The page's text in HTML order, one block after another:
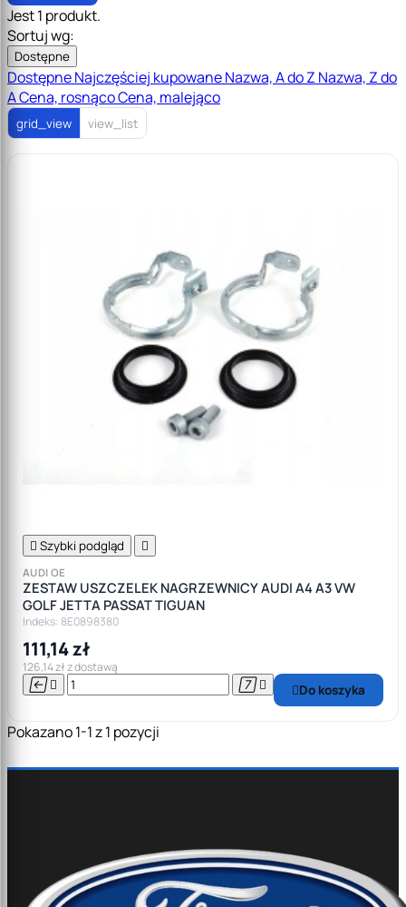
Jest 1 produkt.
Sortuj wg:
Dostępne
DostępneNajczęściej kupowaneNazwa, A do Z Nazwa, Z do
ACena, rosnącoCena, malejąco
grid_view view_list
 Szybki podgląd 
AUDI OE
ZESTAW USZCZELEK NAGRZEWNICY AUDI A4 A3 VW
GOLF JETTA PASSAT TIGUAN
Indeks: 8E0898380
111,14 zł
126,14 zł z dostawą
    Do koszyka
Pokazano 1-1 z 1 pozycji